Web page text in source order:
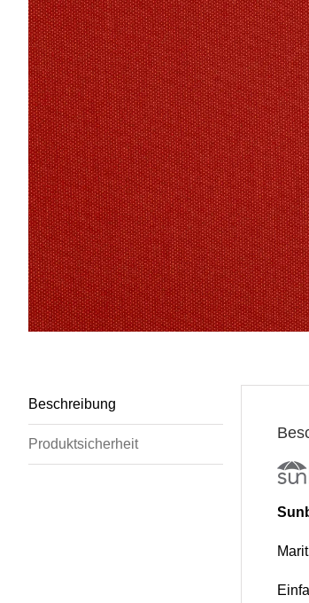
Beschreibung
Produktsicherheit